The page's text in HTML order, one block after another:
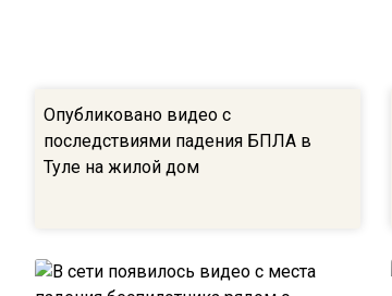
Опубликовано видео с
последствиями падения БПЛА в
Туле на жилой дом